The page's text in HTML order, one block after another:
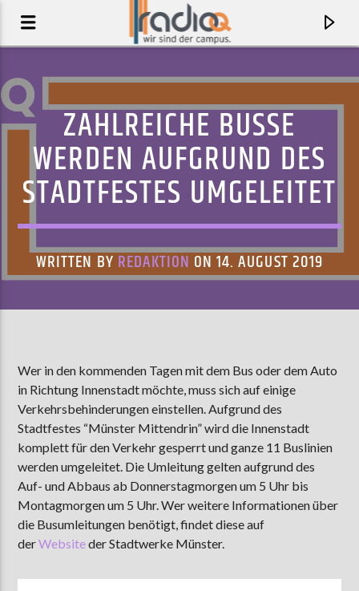
AKTUELLE SENDUNG
MOEBIUS
00:00 18:00
ZU HÖREN INMünster90,9 MHzSteinfurt 103,9 MHz
ZAHLREICHE BUSSE
WERDEN AUFGRUND DES
STADTFESTES UMGELEITET
WRITTEN BY REDAKTION ON 14. AUGUST 2019
Wer in den kommenden Tagen mit dem Bus oder dem Auto
in Richtung Innenstadt möchte, muss sich auf einige
Verkehrsbehinderungen einstellen. Aufgrund des
Stadtfestes “Münster Mittendrin” wird die Innenstadt
komplett für den Verkehr gesperrt und ganze 11 Buslinien
werden umgeleitet. Die Umleitung gelten aufgrund des
Auf- und Abbaus ab Donnerstagmorgen um 5 Uhr bis
Montagmorgen um 5 Uhr. Wer weitere Informationen über
die Busumleitungen benötigt, findet diese auf
derWebsiteder Stadtwerke Münster.